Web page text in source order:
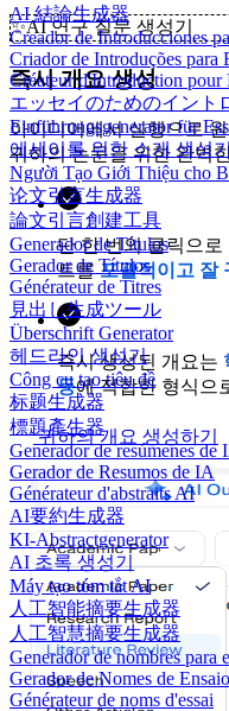
AI 結論生成器
Creador de Introducciones
Criador de Introduções para
Créateur d'Introduction pour
エッセイのためのイント
Einführungsgenerator für
에세이를 위한 소개 생성
Người Tạo Giới Thiệu cho
论文引言生成器
論文引言創建工具
Generador de Títulos
Gerador de Títulos
Générateur de Titres
見出し生成ツール
Überschrift Generator
헤드라인 생성기
Công cụ tạo tiêu đề
标题生成器
標題產生器
Generador de resúmenes de
Gerador de Resumos de IA
Générateur d'abstraits AI
AI要約生成器
KI-Abstractgenerator
AI 초록 생성기
Máy tạo tóm tắt AI
人工智能摘要生成器
人工智慧摘要生成器
Generador de nombres para
Gerador de Nomes de
Générateur de noms d'essai
✨AI 연구 질문 생성기
즉시 개요 생성
아이디어에서 실행으로
귀하의 논문을 위한 완벽
단 한 번의 클릭으
트를포괄적이고 잘
즉시 생성된 개요는
등에 적합한 형식으
귀하의 개요 생성하기